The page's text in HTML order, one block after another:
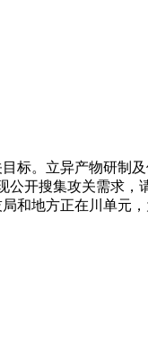
。立异产物研制
开搜集攻关需求，
地方正在川单元，